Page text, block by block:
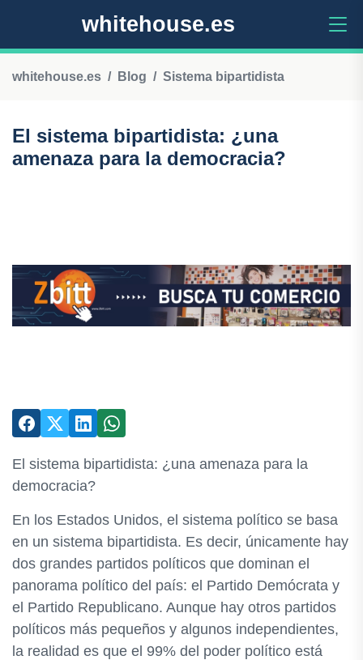
whitehouse.es
whitehouse.es Blog Sistema bipartidista
El sistema bipartidista: ¿una
amenaza para la democracia?
El sistema bipartidista: ¿una amenaza para la
democracia?
En los Estados Unidos, el sistema político se basa
en un sistema bipartidista. Es decir, únicamente hay
dos grandes partidos políticos que dominan el
panorama político del país: el Partido Demócrata y
el Partido Republicano. Aunque hay otros partidos
políticos más pequeños y algunos independientes,
la realidad es que el 99% del poder político está